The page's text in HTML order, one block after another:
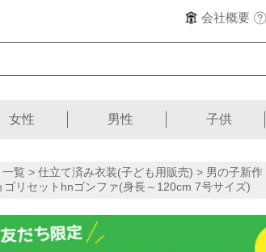
会社概要
女性 男性 子供
覧 > 仕立て済み衣装(子ども用販売) > 男の子新作
ゴリセットhnゴンファ(身長～120cm 7号サイズ)